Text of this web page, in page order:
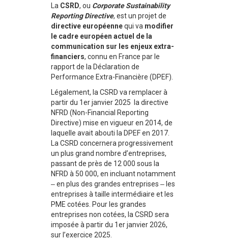
La CSRD, ou Corporate Sustainability
Reporting Directive, est un projet de
directive européennequi va modifier
le cadre européen actuel de la
communication sur les enjeux extra-
financiers, connu en France par le
rapport de la Déclaration de
Performance Extra-Financière (DPEF).
Légalement, la CSRD va remplacer à
partir du 1er janvier 2025 la directive
NFRD (Non-Financial Reporting
Directive) mise en vigueur en 2014, de
laquelle avait abouti la DPEF en 2017.
La CSRD concernera progressivement
un plus grand nombre d’entreprises,
passant de près de 12 000 sous la
NFRD à 50 000, en incluant notamment
‒ en plus des grandes entreprises ‒ les
entreprises à taille intermédiaire et les
PME cotées. Pour les grandes
entreprises non cotées, la CSRD sera
imposée à partir du 1er janvier 2026,
sur l’exercice 2025.